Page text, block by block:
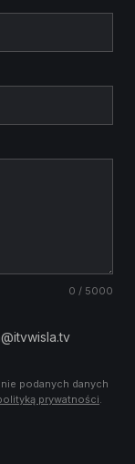
0 / 5000
podanych danych
prywatności.